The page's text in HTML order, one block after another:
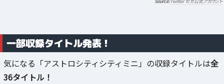
Twitter セガ公式アカウント
一部収録タイトル発表！
気になる「アストロシティシティミニ」の収録タイトルは全
36タイトル！